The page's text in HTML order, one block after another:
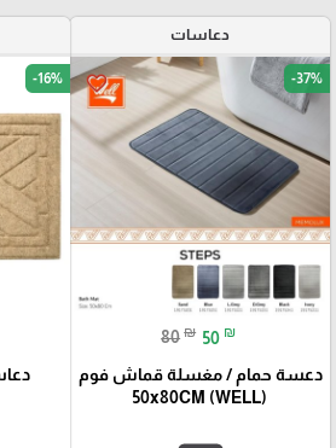
دعاسات
favorite_border -37%
80 ₪ 50 ₪
دعسة حمام / مغسلة قماش فوم
50x80CM (WELL)
-16%